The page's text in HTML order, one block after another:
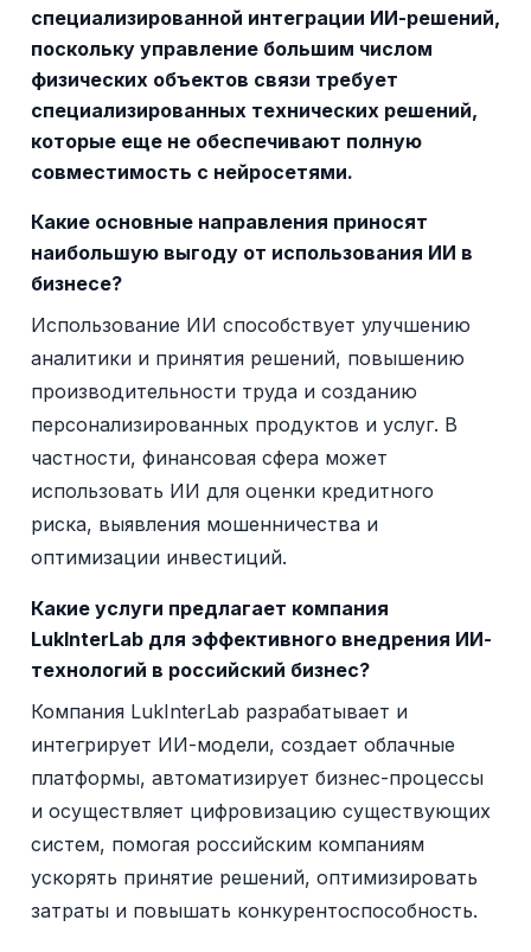
специализированной интеграции ИИ-решений,
поскольку управление большим числом
физических объектов связи требует
специализированных технических решений,
которые еще не обеспечивают полную
совместимость с нейросетями.
Какие основные направления приносят
наибольшую выгоду от использования ИИ в
бизнесе?
Использование ИИ способствует улучшению
аналитики и принятия решений, повышению
производительности труда и созданию
персонализированных продуктов и услуг. В
частности, финансовая сфера может
использовать ИИ для оценки кредитного
риска, выявления мошенничества и
оптимизации инвестиций.
Какие услуги предлагает компания
LukInterLab для эффективного внедрения ИИ-
технологий в российский бизнес?
Компания LukInterLab разрабатывает и
интегрирует ИИ-модели, создает облачные
платформы, автоматизирует бизнес-процессы
и осуществляет цифровизацию существующих
систем, помогая российским компаниям
ускорять принятие решений, оптимизировать
затраты и повышать конкурентоспособность.